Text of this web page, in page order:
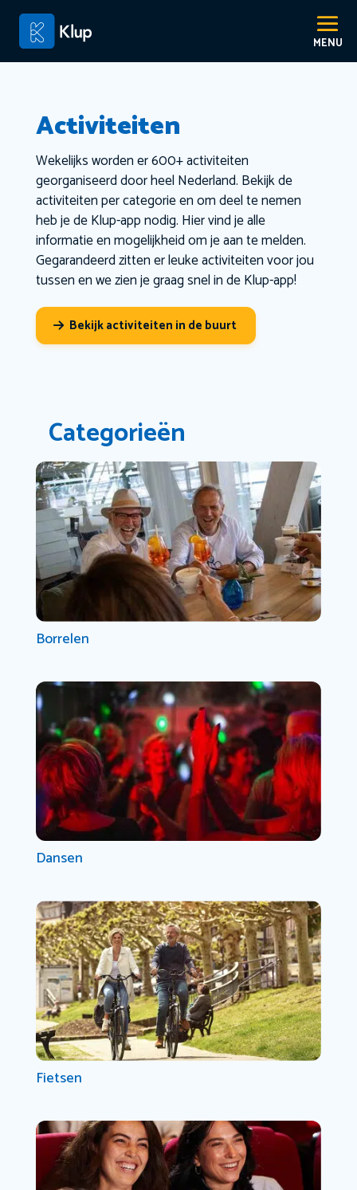
Activiteiten
Wekelijks worden er 600+ activiteiten
georganiseerd door heel Nederland. Bekijk de
activiteiten per categorie en om deel te nemen
heb je de Klup-app nodig. Hier vind je alle
informatie en mogelijkheid om je aan te melden.
Gegarandeerd zitten er leuke activiteiten voor jou
tussen en we zien je graag snel in de Klup-app!
Bekijk activiteiten in de buurt
Categorieën
Borrelen
Dansen
Fietsen